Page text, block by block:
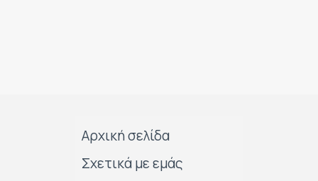
Αρχική σελίδα
Σχετικά με εμάς